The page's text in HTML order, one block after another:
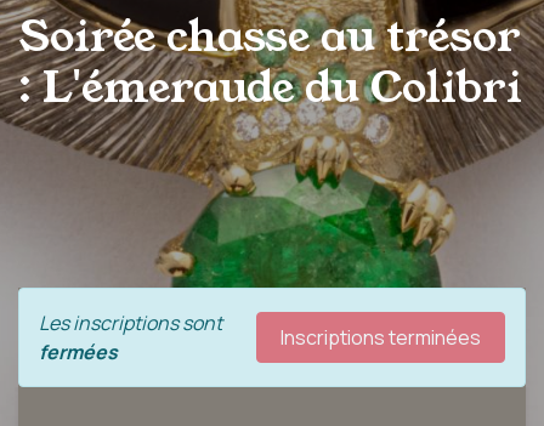
Soirée chasse au trésor
: L'émeraude du Colibri
Les inscriptions sont
fermées
Inscriptions terminées